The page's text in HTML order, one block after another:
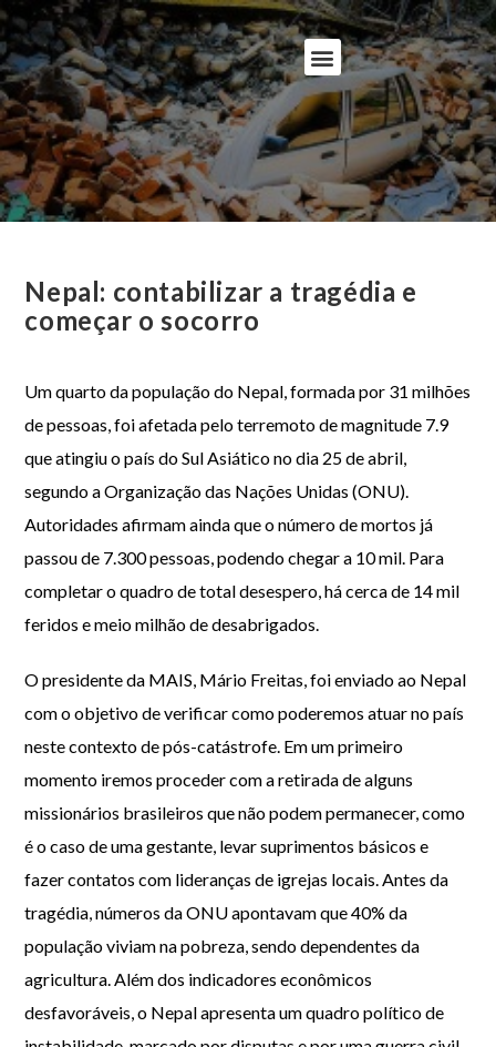
Nepal: contabilizar a tragédia e
começar o socorro
Um quarto da população do Nepal, formada por 31 milhões
de pessoas, foi afetada pelo terremoto de magnitude 7.9
que atingiu o país do Sul Asiático no dia 25 de abril,
segundo a Organização das Nações Unidas (ONU).
Autoridades afirmam ainda que o número de mortos já
passou de 7.300 pessoas, podendo chegar a 10 mil. Para
completar o quadro de total desespero, há cerca de 14 mil
feridos e meio milhão de desabrigados.
O presidente da MAIS, Mário Freitas, foi enviado ao Nepal
com o objetivo de verificar como poderemos atuar no país
neste contexto de pós-catástrofe. Em um primeiro
momento iremos proceder com a retirada de alguns
missionários brasileiros que não podem permanecer, como
é o caso de uma gestante, levar suprimentos básicos e
fazer contatos com lideranças de igrejas locais. Antes da
tragédia, números da ONU apontavam que 40% da
população viviam na pobreza, sendo dependentes da
agricultura. Além dos indicadores econômicos
desfavoráveis, o Nepal apresenta um quadro político de